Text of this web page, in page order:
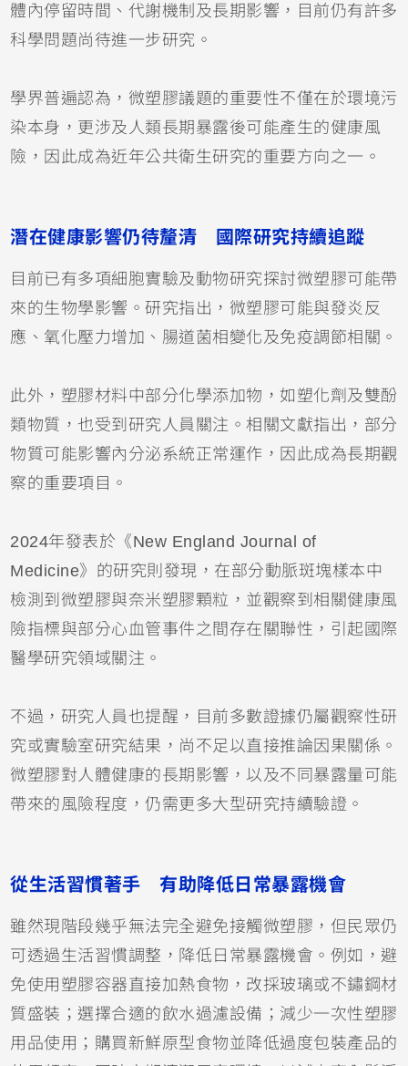
體內停留時間、代謝機制及長期影響，目前仍有許多
科學問題尚待進一步研究。
學界普遍認為，微塑膠議題的重要性不僅在於環境污
染本身，更涉及人類長期暴露後可能產生的健康風
險，因此成為近年公共衛生研究的重要方向之一。
潛在健康影響仍待釐清 國際研究持續追蹤
目前已有多項細胞實驗及動物研究探討微塑膠可能帶
來的生物學影響。研究指出，微塑膠可能與發炎反
應、氧化壓力增加、腸道菌相變化及免疫調節相關。
此外，塑膠材料中部分化學添加物，如塑化劑及雙酚
類物質，也受到研究人員關注。相關文獻指出，部分
物質可能影響內分泌系統正常運作，因此成為長期觀
察的重要項目。
2024年發表於《New England Journal of
Medicine》的研究則發現，在部分動脈斑塊樣本中
檢測到微塑膠與奈米塑膠顆粒，並觀察到相關健康風
險指標與部分心血管事件之間存在關聯性，引起國際
醫學研究領域關注。
不過，研究人員也提醒，目前多數證據仍屬觀察性研
究或實驗室研究結果，尚不足以直接推論因果關係。
微塑膠對人體健康的長期影響，以及不同暴露量可能
帶來的風險程度，仍需更多大型研究持續驗證。
從生活習慣著手 有助降低日常暴露機會
雖然現階段幾乎無法完全避免接觸微塑膠，但民眾仍
可透過生活習慣調整，降低日常暴露機會。例如，避
免使用塑膠容器直接加熱食物，改採玻璃或不鏽鋼材
質盛裝；選擇合適的飲水過濾設備；減少一次性塑膠
用品使用；購買新鮮原型食物並降低過度包裝產品的